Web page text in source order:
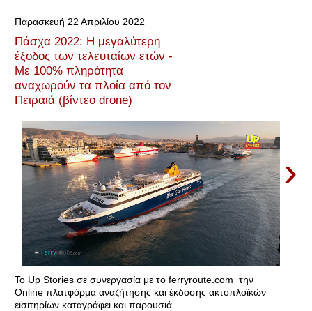
Παρασκευή 22 Απριλίου 2022
Πάσχα 2022: Η μεγαλύτερη
έξοδος των τελευταίων ετών -
Με 100% πληρότητα
αναχωρούν τα πλοία από τον
Πειραιά (βίντεο drone)
›
Το Up Stories σε συνεργασία με το ferryroute.com την
Online πλατφόρμα αναζήτησης και έκδοσης ακτοπλοϊκών
εισιτηρίων καταγράφει και παρουσιά...